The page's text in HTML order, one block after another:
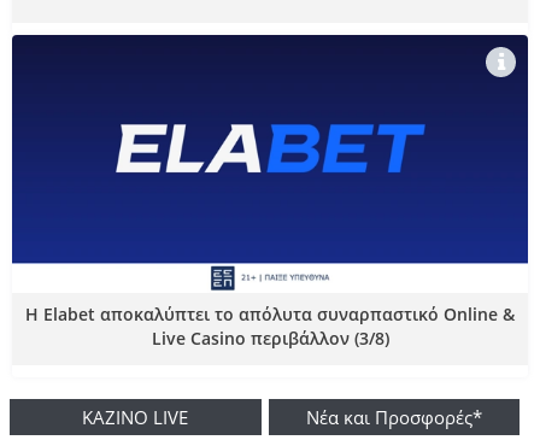
Η Elabet αποκαλύπτει το απόλυτα συναρπαστικό Online &
Live Casino περιβάλλον (3/8)
ΚΑΖΙΝΟ LIVE Νέα και Προσφορές*
Εγγραφή στο newsletter μας
Γραφτείτε στο newsletter μας για να λαμβάνετε
καθημερινά προσφορές*.